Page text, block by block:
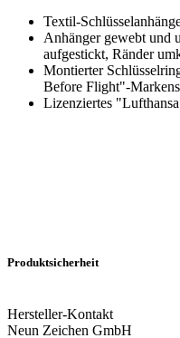
Textil-
Anhänger gewebt und
aufgestickt, Ränder
Montierter
Before Flight"-
Lizenziertes
Produktsicherheit
Hersteller-Kontakt
Neun Zeichen GmbH